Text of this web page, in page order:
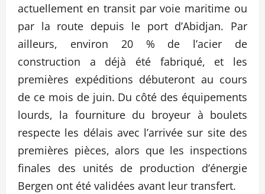
actuellement en transit par voie maritime ou
par la route depuis le port d’Abidjan. Par
ailleurs, environ 20 % de l’acier de
construction a déjà été fabriqué, et les
premières expéditions débuteront au cours
de ce mois de juin. Du côté des équipements
lourds, la fourniture du broyeur à boulets
respecte les délais avec l’arrivée sur site des
premières pièces, alors que les inspections
finales des unités de production d’énergie
Bergen ont été validées avant leur transfert.